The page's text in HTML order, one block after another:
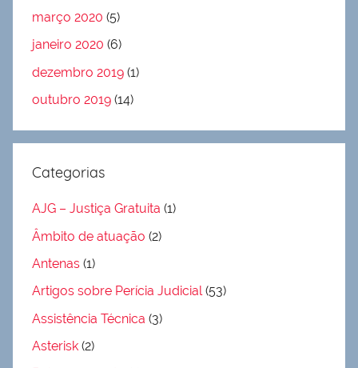
março 2020 (5)
janeiro 2020 (6)
dezembro 2019 (1)
outubro 2019 (14)
Categorias
AJG – Justiça Gratuita (1)
Âmbito de atuação (2)
Antenas (1)
Artigos sobre Perícia Judicial(53)
Assistência Técnica (3)
Asterisk (2)